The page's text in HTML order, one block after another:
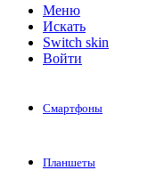
Меню
Искать
Switch skin
Войти
Смартфоны
Планшеты